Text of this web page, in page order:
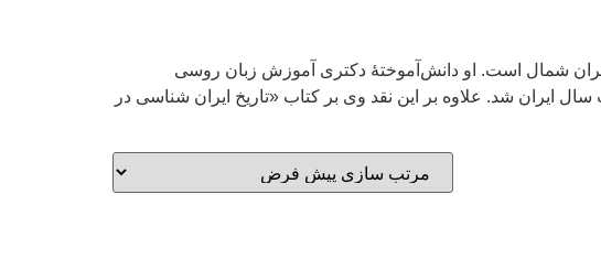
واحد تهران شمال است. او دانش‌آموختهٔ دکتری آموزش زبان روسی
سال ایران شد. علاوه بر این نقد وی بر کتاب «تاریخ ایران شناسی در